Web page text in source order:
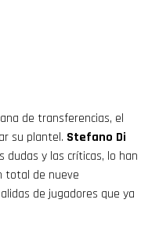
de transferencias, el
su plantel. Stefano Di
dudas y las críticas, lo han
total de nueve
de jugadores que ya